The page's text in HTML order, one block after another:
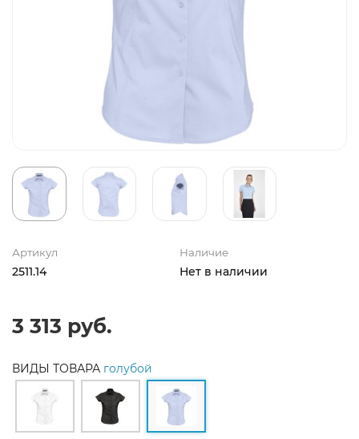
Артикул
2511.14
Наличие
Нет в наличии
3 313 руб.
ВИДЫ ТОВАРА голубой